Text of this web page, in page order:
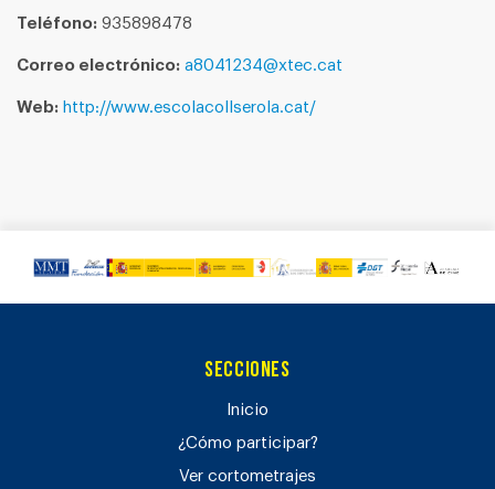
Teléfono: 935898478
Correo electrónico: a8041234@xtec.cat
Web: http://www.escolacollserola.cat/
Secciones
Inicio
¿Cómo participar?
Ver cortometrajes